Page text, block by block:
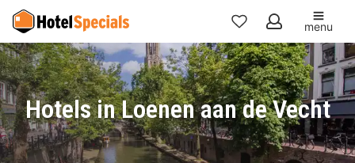
Mijn
favorieten
menu
Hotels in Loenen aan de Vecht